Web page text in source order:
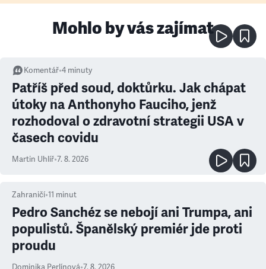
Mohlo by vás zajímat
Komentář•4 minuty
Patříš před soud, doktůrku. Jak chápat
útoky na Anthonyho Fauciho, jenž
rozhodoval o zdravotní strategii USA v
časech covidu
Martin Uhlíř•7. 8. 2026
Zahraničí•11 minut
Pedro Sanchéz se nebojí ani Trumpa, ani
populistů. Španělský premiér jde proti
proudu